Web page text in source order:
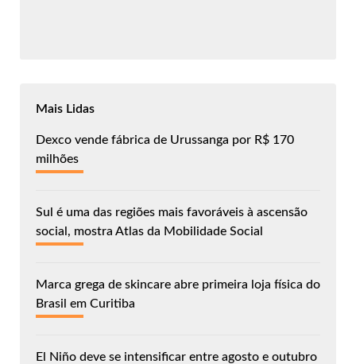
Mais Lidas
Dexco vende fábrica de Urussanga por R$ 170
milhões
Sul é uma das regiões mais favoráveis à ascensão
social, mostra Atlas da Mobilidade Social
Marca grega de skincare abre primeira loja física do
Brasil em Curitiba
El Niño deve se intensificar entre agosto e outubro